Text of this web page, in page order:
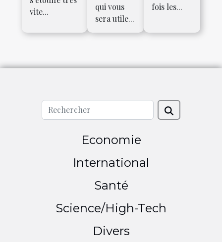
vite...
qui vous
sera utile...
fois les...
Economie
International
Santé
Science/High-Tech
Divers